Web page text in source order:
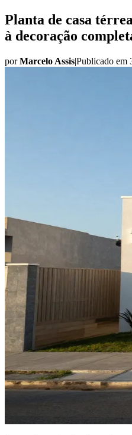
Planta de casa
à decoração
porMarcelo Assis|Publicado em